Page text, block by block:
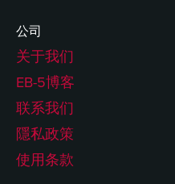
公司
关于我们
EB-5博客
联系我们
隱私政策
使用条款